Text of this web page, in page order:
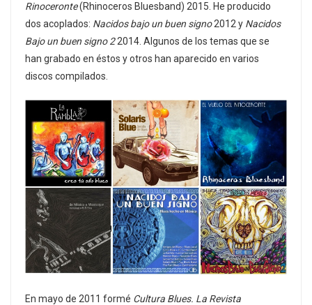
Rinoceronte(Rhinoceros Bluesband) 2015. He producido
dos acoplados: Nacidos bajo un buen signo2012 y Nacidos
Bajo un buen signo 22014. Algunos de los temas que se
han grabado en éstos y otros han aparecido en varios
discos compilados.
En mayo de 2011 formé Cultura Blues. La Revista